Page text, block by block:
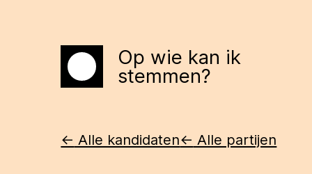
Home Op wie kan ik
stemmen?
<- Alle kandidaten<- Alle partijen